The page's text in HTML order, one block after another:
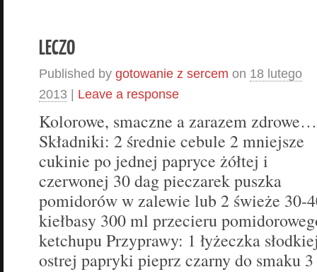
LECZO
Published by gotowanie z sercem on 18 lutego
2013 | Leave a response
Kolorowe, smaczne a zarazem zdrowe…
Składniki: 2 średnie cebule 2 mniejsze
cukinie po jednej papryce żółtej i
czerwonej 30 dag pieczarek puszka
pomidorów w zalewie lub 2 świeże 30-
kiełbasy 300 ml przecieru
ketchupu Przyprawy: 1 łyżeczka
ostrej papryki pieprz czarny do smaku